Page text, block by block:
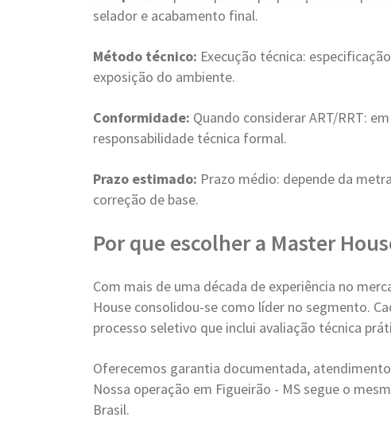
selador e acabamento final.
Método técnico: Execução técnica:
exposição do ambiente.
Conformidade: Quando considerar ART/RRT:
responsabilidade técnica formal.
Prazo estimado: Prazo médio: depende da
correção de base.
Por que escolher a Master
Com mais de uma década de experiência no
House consolidou-se como líder no segmento.
processo seletivo que inclui avaliação técnica
Oferecemos garantia documentada,
Nossa operação em Figueirão - MS segue o
Brasil.